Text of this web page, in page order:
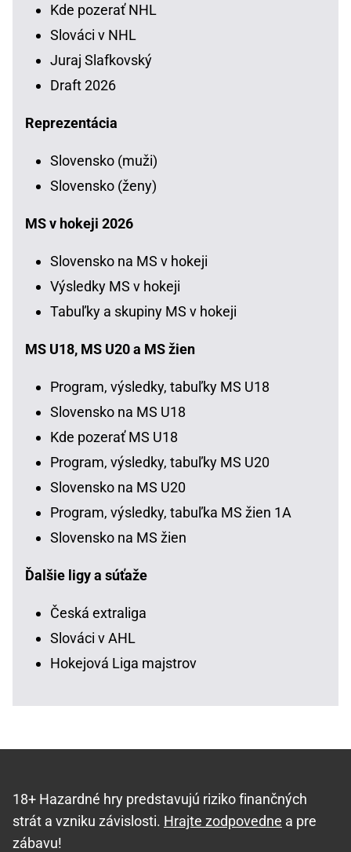
Kde pozerať NHL
Slováci v NHL
Juraj Slafkovský
Draft 2026
Reprezentácia
Slovensko (muži)
Slovensko (ženy)
MS v hokeji 2026
Slovensko na MS v hokeji
Výsledky MS v hokeji
Tabuľky a skupiny MS v hokeji
MS U18, MS U20 a MS žien
Program, výsledky, tabuľky MS U18
Slovensko na MS U18
Kde pozerať MS U18
Program, výsledky, tabuľky MS U20
Slovensko na MS U20
Program, výsledky, tabuľka MS žien 1A
Slovensko na MS žien
Ďalšie ligy a súťaže
Česká extraliga
Slováci v AHL
Hokejová Liga majstrov
18+ Hazardné hry predstavujú riziko finančných
strát a vzniku závislosti. Hrajte zodpovedne a pre
zábavu!